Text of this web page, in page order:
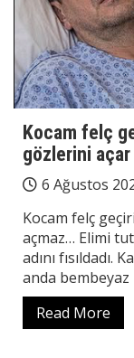
Kocam felç
gözlerini
6 Ağustos
Kocam felç
açmaz… Elimi
adını
anda bembeyaz
Read More